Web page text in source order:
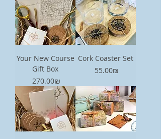
Your New Course
Gift Box
Price
‏270.00 ‏₪
Cork Coaster Set
Price ‏55.00 ‏₪